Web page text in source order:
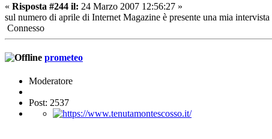
« Risposta #244 il: 24 Marzo 2007 12:56:27 »
sul numero di aprile di Internet Magazine è presente una mia
Connesso
prometeo
Moderatore
Post: 2537